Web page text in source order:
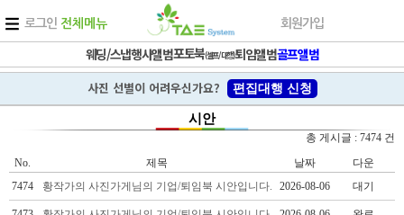
로그인 전체메뉴 회원가입
웨딩/스냅행사앨범포토북(셀프/대행)퇴임앨범골프앨범
사진 선별이 어려우신가요? 편집대행 신청
시안
총 게시글 : 7474 건
No.
제목 날짜
다운
7474
황작가의 사진가게님의 기업/퇴임북 시안입니다. 2026-08-06 대기